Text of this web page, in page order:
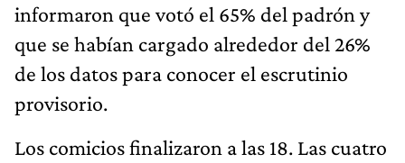
informaron que votó el 65% del padrón y
que se habían cargado alrededor del 26%
de los datos para conocer el escrutinio
provisorio.
Los comicios finalizaron a las 18. Las cuatro